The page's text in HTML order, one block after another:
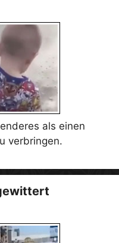
als einen
verbringen.